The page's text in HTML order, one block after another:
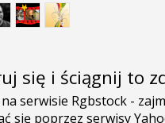
się i ściągnij to